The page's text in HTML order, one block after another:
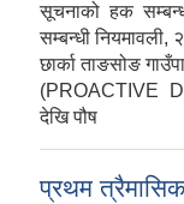
सूचनाको हक
सम्बन्धी नियमावली,
छार्का ताङसोङ
(PROACTIVE
देखि पौष
प्रथम